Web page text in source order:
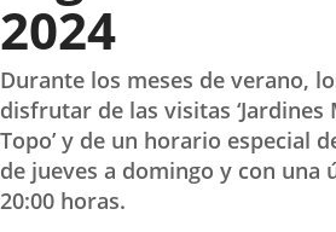
2024
Durante los meses de verano,
disfrutar de las visitas ‘Jardines
Topo’ y de un horario especial
de jueves a domingo y con una
20:00 horas.